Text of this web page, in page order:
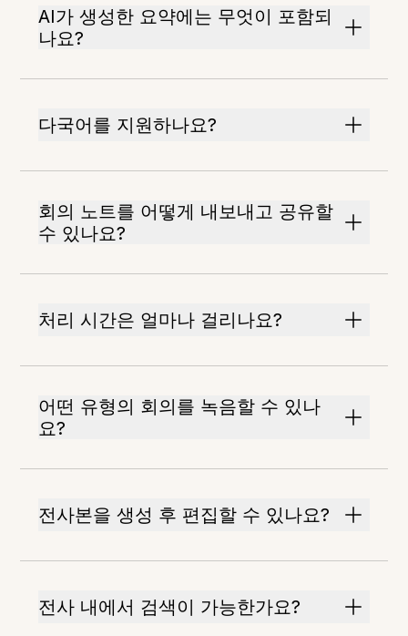
AI가 생성한 요약에는 무엇이 포함되
나요?
다국어를 지원하나요?
회의 노트를 어떻게 내보내고 공유할
수 있나요?
처리 시간은 얼마나 걸리나요?
어떤 유형의 회의를 녹음할 수 있나
요?
전사본을 생성 후 편집할 수 있나요?
전사 내에서 검색이 가능한가요?